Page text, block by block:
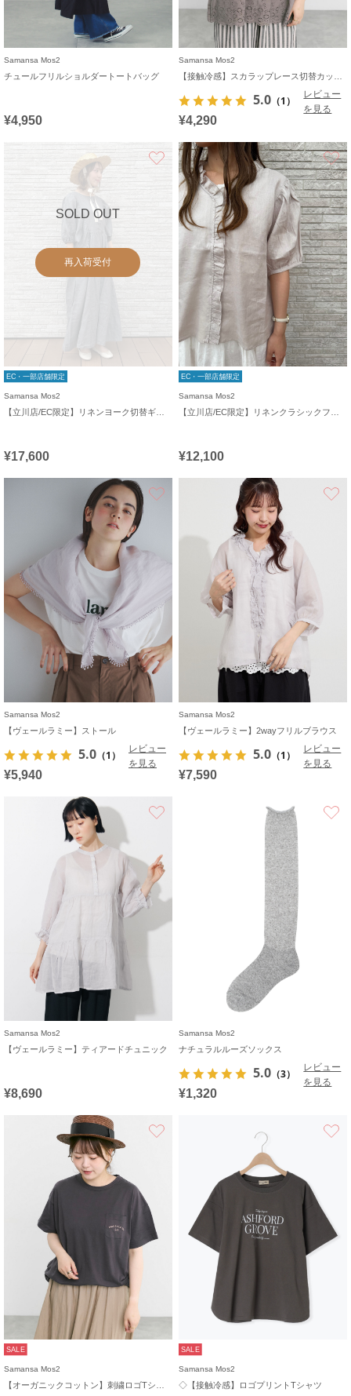
Samansa Mos2
チュールフリルショルダートートバッグ
¥4,950
Samansa Mos2
5.0 （1）
レビュー
を見る
¥4,290
SOLD OUT
再入荷受付
お気に入り
EC・一部店舗限定
Samansa Mos2
¥17,600
EC・一部店舗限定
Samansa Mos2
¥12,100
Samansa Mos2
【ヴェールラミー】ストール
5.0 （1）
レビュー
を見る
¥5,940
Samansa Mos2
【ヴェールラミー】2wayフリルブラウス
5.0 （1）
レビュー
を見る
¥7,590
Samansa Mos2
【ヴェールラミー】ティアードチュニック
¥8,690
Samansa Mos2
ナチュラルルーズソックス
5.0 （3）
レビュー
を見る
¥1,320
SALE
Samansa Mos2
SALE
Samansa Mos2
◇【接触冷感】ロゴプリントTシャツ